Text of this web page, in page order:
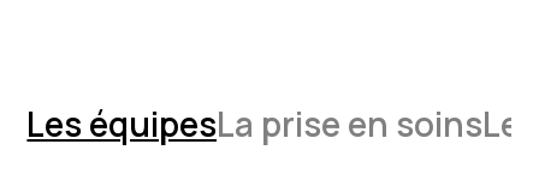
Les équipesLa prise en soins